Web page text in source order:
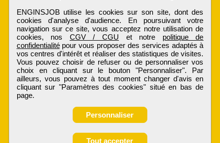
Obtenir ses
ENGINSJOB utilise les cookies sur son site, dont des
cookies d'analyse d'audience. En poursuivant votre
navigation sur ce site, vous acceptez notre utilisation de
cookies, nos CGV / CGU et notre politique de
confidentialitépour vous proposer des services adaptés à
vos centres d'intérêt et réaliser des statistiques de visites.
Vous pouvez choisir de refuser ou de personnaliser vos
choix en cliquant sur le bouton "Personnaliser". Par
ailleurs, vous pouvez à tout moment changer d'avis en
cliquant sur "Paramètres des cookies" situé en bas de
page.
Personnaliser
Tout accepter